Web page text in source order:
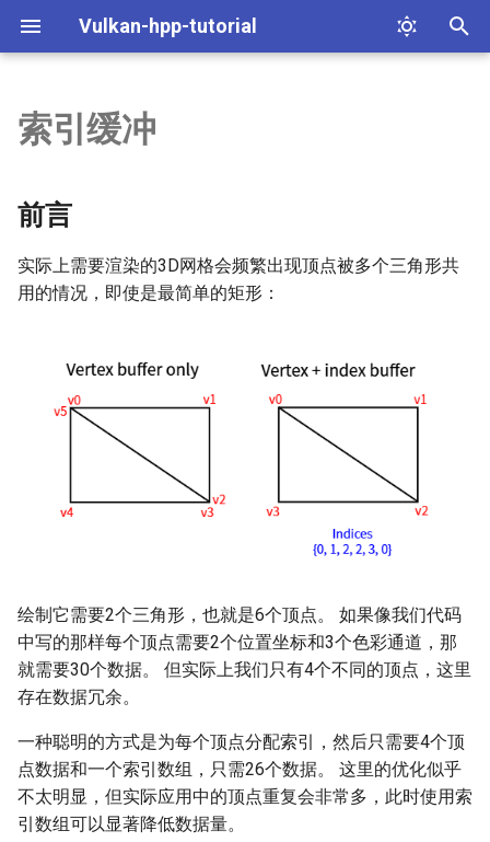
Vulkan-hpp-tutorial
入
以
始
搜
设置
验证层
逻辑设备与队列
呈现
图像视图
帧缓冲
图形管线基础 固定功能
飞行中的帧
顶点输入描述
创建顶点缓冲
暂存缓冲
前言
创建索引数组
使用索引缓冲
描述符布局与缓冲
描述符池与集合
纹理图像
图像视图和采样器
组合图像采样器
加载模型
移动摄像机
生成Mipmaps
多重采样
实例化渲染
推送常量
分离图像与采样器
C++模块化
特化常量
管线缓存
pNext与sType
新版同步
查询池
无图像帧缓冲
其他
索引缓冲
前言
实际上需要渲染的3D网格会频繁出现顶点被多个三角形共
用的情况，即使是最简单的矩形：
绘制它需要2个三角形，也就是6个顶点。 如果像我们代码
中写的那样每个顶点需要2个位置坐标和3个色彩通道，那
就需要30个数据。 但实际上我们只有4个不同的顶点，这里
存在数据冗余。
一种聪明的方式是为每个顶点分配索引，然后只需要4个顶
点数据和一个索引数组，只需26个数据。 这里的优化似乎
不太明显，但实际应用中的顶点重复会非常多，此时使用索
引数组可以显著降低数据量。